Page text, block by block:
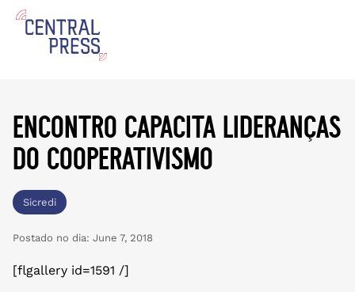
encontro capacita lideranças
do cooperativismo
Sicredi
Postado no dia: June 7, 2018
[flgallery id=1591 /]